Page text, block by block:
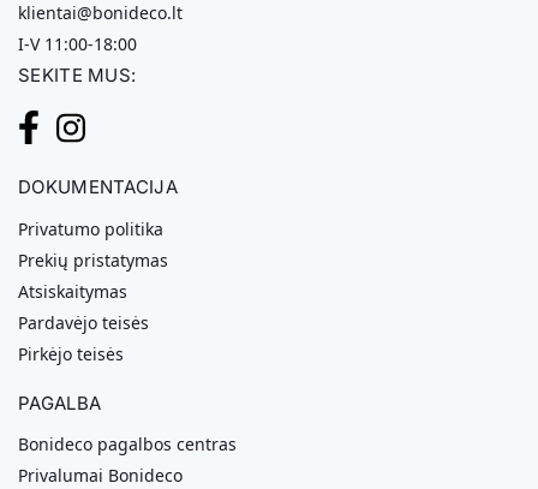
klientai@bonideco.lt
I-V 11:00-18:00
SEKITE MUS:
DOKUMENTACIJA
Privatumo politika
Prekių pristatymas
Atsiskaitymas
Pardavėjo teisės
Pirkėjo teisės
PAGALBA
Bonideco pagalbos centras
Privalumai Bonideco